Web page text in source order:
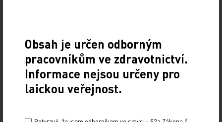
během cyklu 1–4. Pro cyklus 5–8 si formu podání
pacientky vymění. V cyklu 9–22 budou všechny
pacientky léčeny intravenózní formou
(ClinicalTrials.gov Identifier: NCT01401166).
Obsah je určen odborným
pracovníkům ve zdravotnictví.
Informace nejsou určeny pro
laickou veřejnost.